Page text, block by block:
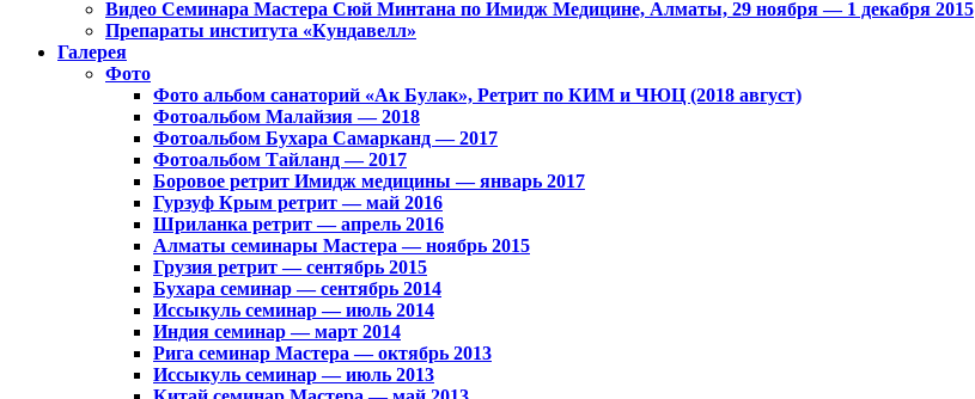
Видео Семинара Мастера Сюй Минтана по Имидж Медицине, Алматы, 29 ноября — 1 декабря 2015
Препараты института «Кундавелл»
Галерея
Фото
Фото альбом санаторий «Ак Булак», Ретрит по КИМ и ЧЮЦ (2018 август)
Фотоальбом Малайзия — 2018
Фотоальбом Бухара Самарканд — 2017
Фотоальбом Тайланд — 2017
Боровое ретрит Имидж медицины — январь 2017
Гурзуф Крым ретрит — май 2016
Шриланка ретрит — апрель 2016
Алматы семинары Мастера — ноябрь 2015
Грузия ретрит — сентябрь 2015
Бухара семинар — сентябрь 2014
Иссыкуль семинар — июль 2014
Индия семинар — март 2014
Рига семинар Мастера — октябрь 2013
Иссыкуль семинар — июль 2013